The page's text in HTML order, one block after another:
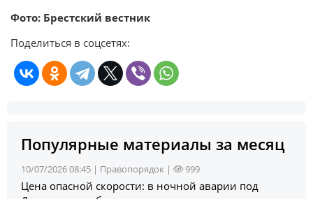
Фото: Брестский вестник
Поделиться в соцсетях:
Популярные материалы за месяц
10/07/2026 08:45 | Правопорядок | 999
Цена опасной скорости: в ночной аварии под